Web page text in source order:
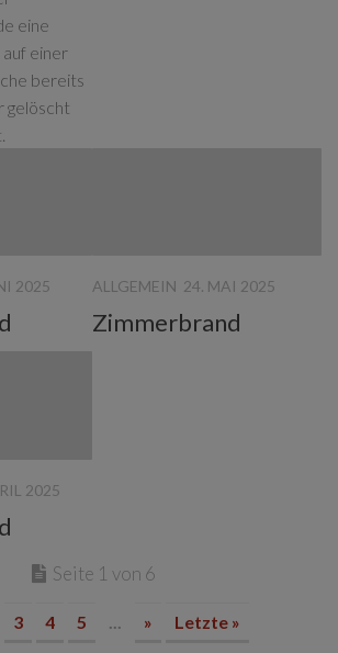
eine
einer
bereits
gelöscht
2025 ALLGEMEIN 24. MAI 2025
Zimmerbrand
2025
Seite 1 von 6
3 4 5 ... » Letzte »